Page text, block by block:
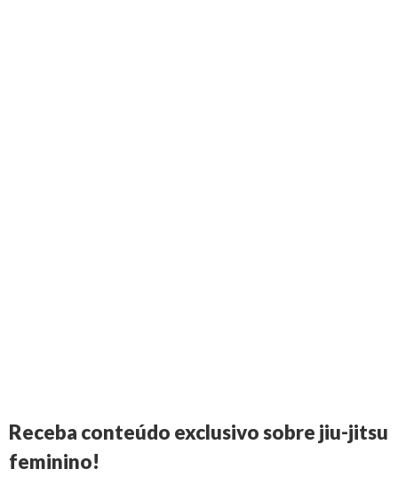
Receba conteúdo exclusivo sobre jiu-jitsu
feminino!